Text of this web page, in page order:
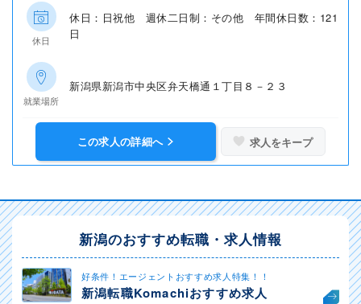
休日
休日：日祝他 週休二日制：その他 年間休日数：121
日
就業場所
新潟県新潟市中央区弁天橋通１丁目８－２３
この求人の詳細へ 求人をキープ
新潟のおすすめ転職・求人情報
好条件！エージェントおすすめ求人特集！！
新潟転職Komachiおすすめ求人